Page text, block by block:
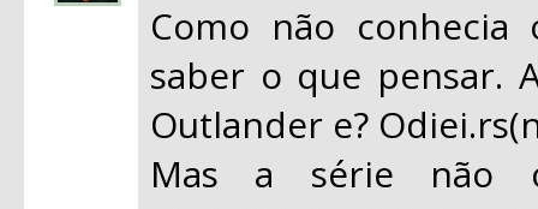
Como não
saber o que pensar.
Outlander e?
Mas a série não